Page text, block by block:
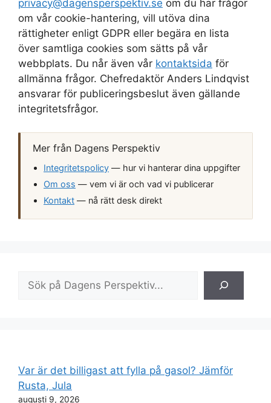
privacy@dagensperspektiv.se om du har frågor
om vår cookie-hantering, vill utöva dina
rättigheter enligt GDPR eller begära en lista
över samtliga cookies som sätts på vår
webbplats. Du når även vår kontaktsida för
allmänna frågor. Chefredaktör Anders Lindqvist
ansvarar för publiceringsbeslut även gällande
integritetsfrågor.
Mer från Dagens Perspektiv
Integritetspolicy — hur vi hanterar dina uppgifter
Om oss — vem vi är och vad vi publicerar
Kontakt — nå rätt desk direkt
Var är det billigast att fylla på gasol? Jämför
Rusta, Jula
augusti 9, 2026